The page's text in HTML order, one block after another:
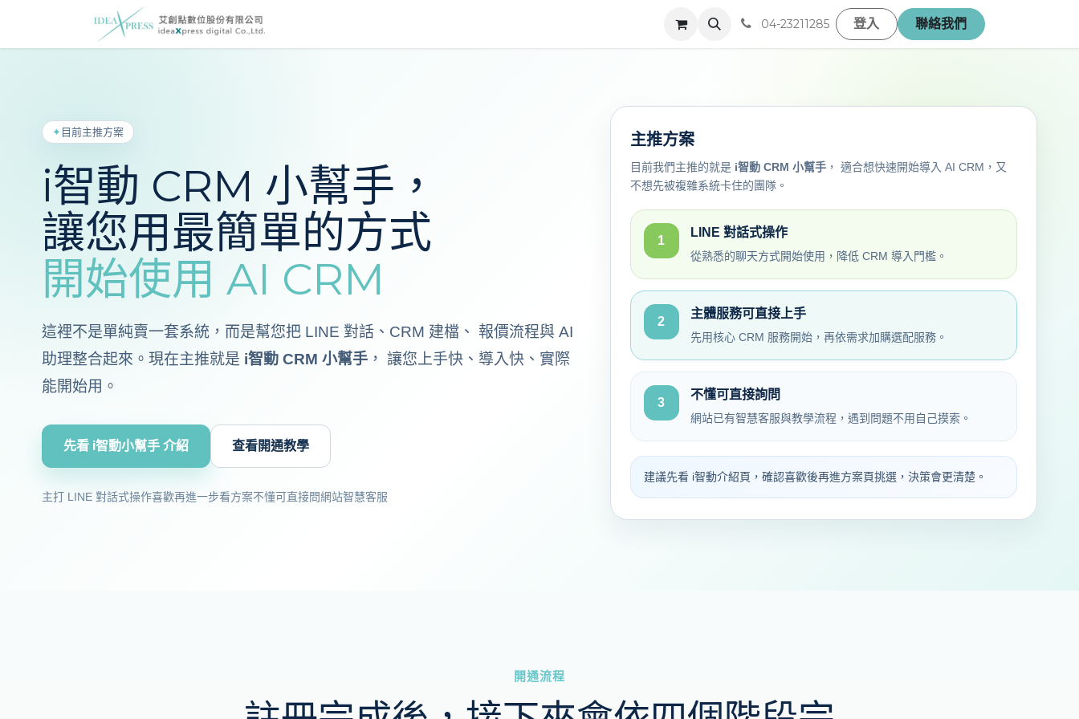
聯絡我們 04-23211285 登入 聯絡我們
✦ 目前主推方案
i智動 CRM 小幫手，
讓您用最簡單的方式
開始使用 AI CRM
這裡不是單純賣一套系統，而是幫您把 LINE 對話、CRM 建檔、 報價流程與 AI
助理整合起來。現在主推就是 i智動 CRM 小幫手 ， 讓您上手快、導入快、實際
能開始用。
先看 i智動小幫手 介紹 查看開通教學
主打 LINE 對話式操作喜歡再進一步看方案不懂可直接問網站智慧客服
主推方案
目前我們主推的就是 i智動 CRM 小幫手， 適合想快速開始導入 AI CRM，又
不想先被複雜系統卡住的團隊。
1
LINE 對話式操作
從熟悉的聊天方式開始使用，降低 CRM 導入門檻。
2
主體服務可直接上手
先用核心 CRM 服務開始，再依需求加購選配服務。
3
不懂可直接詢問
網站已有智慧客服與教學流程，遇到問題不用自己摸索。
建議先看 i智動介紹頁，確認喜歡後再進方案頁挑選，決策會更清楚。
開通流程